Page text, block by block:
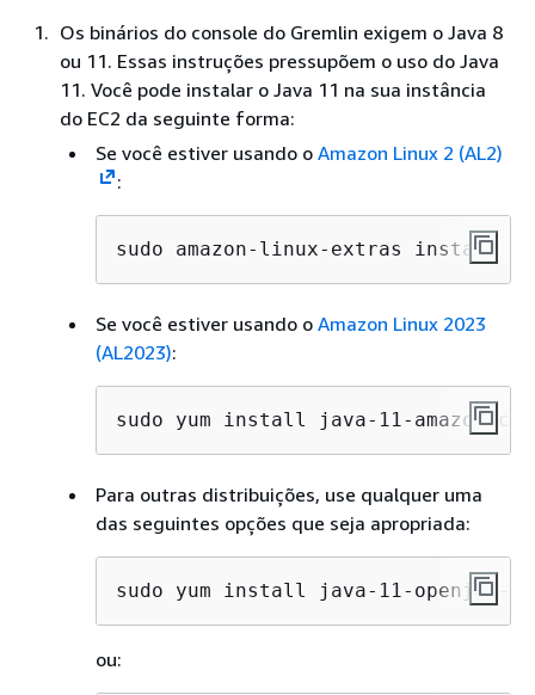
Os binários do console do Gremlin exigem o Java 8
ou 11. Essas instruções pressupõem o uso do Java
11. Você pode instalar o Java 11 na sua instância
do EC2 da seguinte forma:
Se você estiver usando o Amazon Linux 2 (AL2)
:
sudo amazon-linux-extras install
Se você estiver usando o Amazon Linux 2023
(AL2023):
sudo yum install java-11-amazon-
Para outras distribuições, use qualquer uma
das seguintes opções que seja apropriada:
sudo yum install java-11-openjdk-
ou: